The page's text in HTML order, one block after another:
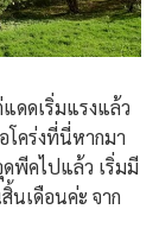
ดดเริ่มแรงแล้ว
คร่งที่นี่หากมา
ดพีคไปแล้ว เริ่มมี
นเดือนค่ะ จาก